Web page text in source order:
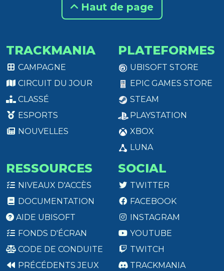
Haut de page
TRACKMANIA
CAMPAGNE
CIRCUIT DU JOUR
CLASSÉ
ESPORTS
NOUVELLES
PLATEFORMES
UBISOFT STORE
EPIC GAMES STORE
STEAM
PLAYSTATION
XBOX
LUNA
RESSOURCES
NIVEAUX D'ACCÈS
DOCUMENTATION
AIDE UBISOFT
FONDS D'ÉCRAN
CODE DE CONDUITE
PRÉCÉDENTS JEUX
SOCIAL
TWITTER
FACEBOOK
INSTAGRAM
YOUTUBE
TWITCH
TRACKMANIA